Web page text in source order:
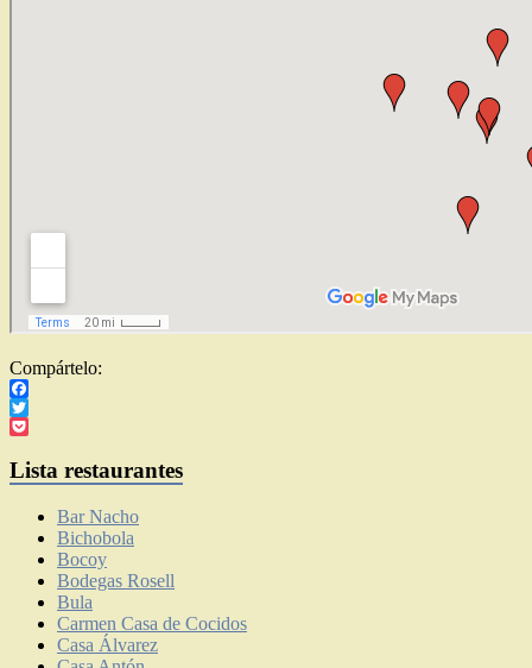
Compártelo:
Facebook
Twitter
Lista restaurantes
Bar Nacho
Bichobola
Bocoy
Bodegas Rosell
Bula
Carmen Casa de Cocidos
Casa Álvarez